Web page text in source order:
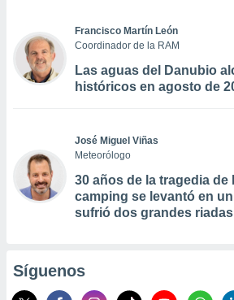
Francisco Martín León
Coordinador de la RAM
Las aguas del Danubio
históricos en agosto de
José Miguel Viñas
Meteorólogo
30 años de la tragedia de
camping se levantó en
sufrió dos grandes
Síguenos